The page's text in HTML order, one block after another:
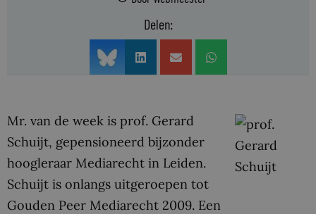
Delen:
Mr. van de week is prof. Gerard
Schuijt, gepensioneerd bijzonder
hoogleraar Mediarecht in Leiden.
Schuijt is onlangs uitgeroepen tot
Gouden Peer Mediarecht 2009. Een